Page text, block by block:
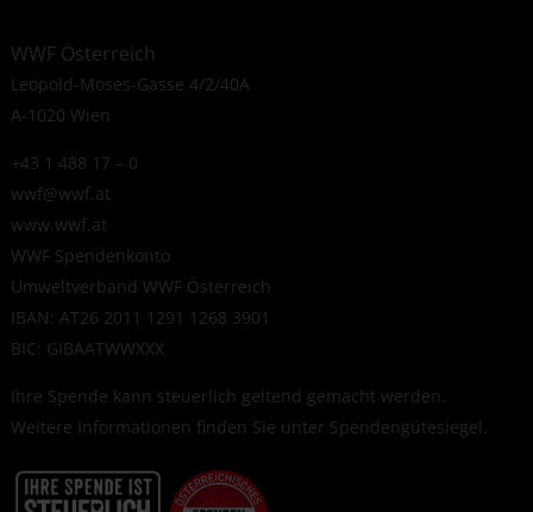
WWF Österreich
Leopold-Moses-Gasse 4/2/40A
A-1020 Wien
+43 1 488 17 – 0
wwf@wwf.at
www.wwf.at
WWF Spendenkonto
Umweltverband WWF Österreich
IBAN: AT26 2011 1291 1268 3901
BIC: GIBAATWWXXX
Ihre Spende kann steuerlich geltend gemacht werden.
Weitere Informationen finden Sie unter Spendengütesiegel.